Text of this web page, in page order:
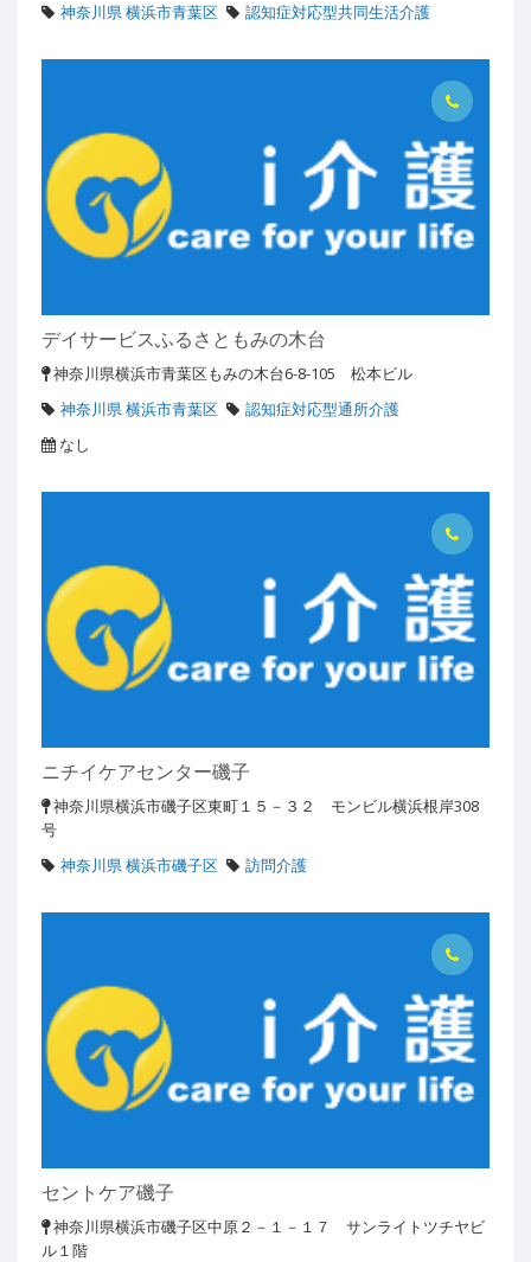
神奈川県 横浜市青葉区
認知症対応型共同生活介護
デイサービスふるさともみの木台
神奈川県横浜市青葉区もみの木台6-8-105 松本ビル
神奈川県 横浜市青葉区
認知症対応型通所介護
なし
ニチイケアセンター磯子
神奈川県横浜市磯子区東町１５－３２ モンビル横浜根岸308
号
神奈川県 横浜市磯子区
訪問介護
セントケア磯子
神奈川県横浜市磯子区中原２－１－１７ サンライトツチヤビ
ル１階